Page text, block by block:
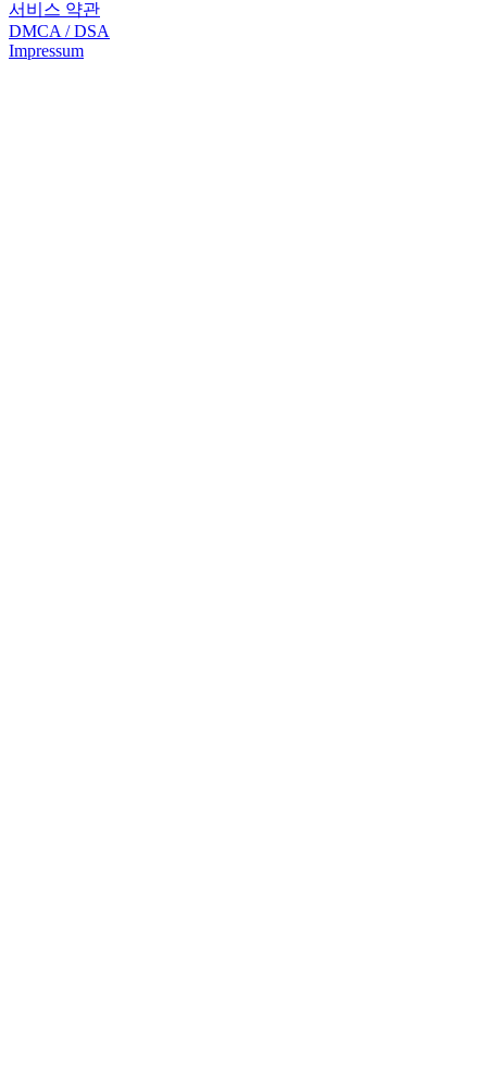
서비스 약관
DMCA / DSA
Impressum